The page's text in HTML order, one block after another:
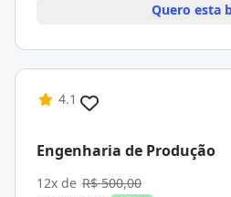
Quero esta
4.1
Engenharia de Produção
12x de R$ 500,00